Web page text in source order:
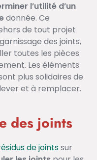
l’utilité d’un
donnée. Ce
de tout projet
des joints,
toutes les pièces
Les éléments
plus solidaires de
et à remplacer.
des joints
de jointssur